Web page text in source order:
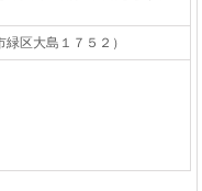
区大島１７５２）